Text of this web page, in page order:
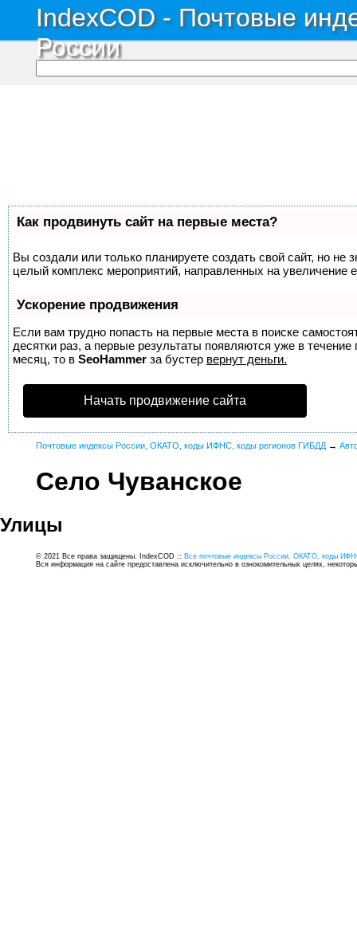
IndexCOD - Почтовые
России
Как продвинуть сайт на первые места?
Вы создали или только планируете создать свой сайт, но не
целый комплекс мероприятий, направленных на увеличение
Ускорение продвижения
Если вам трудно попасть на первые места в поиске
десятки раз, а первые результаты появляются уже в
месяц, то в SeoHammer за бустер вернут деньги.
Начать продвижение сайта
Почтовые индексы России, ОКАТО, коды ИФНС, коды регионов ГИБДД →
Село Чуванское
Улицы
© 2021 Все права защищены. IndexCOD :: Все почтовые индексы России, ОКАТО, коды
Вся информация на сайте предоставлена исключительно в ознокомительных целях,